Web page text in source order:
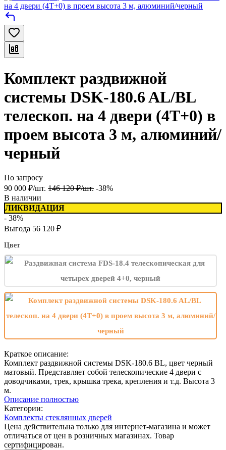
Комплект раздвижной
системы DSK-180.6 AL/BL
телескоп. на 4 двери (4Т+0) в
проем высота 3 м, алюминий/
черный
По запросу
90 000 ₽/шт. 146 120 ₽/шт. -38%
В наличии
ЛИКВИДАЦИЯ
- 38%
Выгода 56 120 ₽
Цвет
Краткое описание:
Комплект раздвижной системы DSK-180.6 BL, цвет черный
матовый. Представляет собой телескопические 4 двери с
доводчиками, трек, крышка трека, крепления и т.д. Высота 3
м.
Описание полностью
Категории:
Комплекты стеклянных дверей
Цена действительна только для интернет-магазина и может
отличаться от цен в розничных магазинах. Товар
сертифицирован.